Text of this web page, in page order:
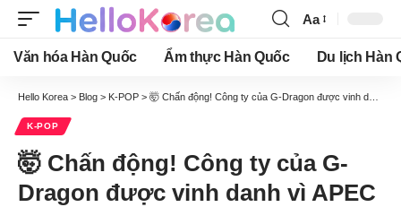
Font
Resizer
Aa
Văn hóa Hàn Quốc Ẩm thực Hàn Quốc Du lịch Hàn
Hello Korea > Blog > K-POP > 🤯 Chấn động! Công ty của G-Dragon được vinh danh vì APEC 2025! Quá đã! 🌟
K-POP
🤯 Chấn động! Công ty của G-
Dragon được vinh danh vì APEC